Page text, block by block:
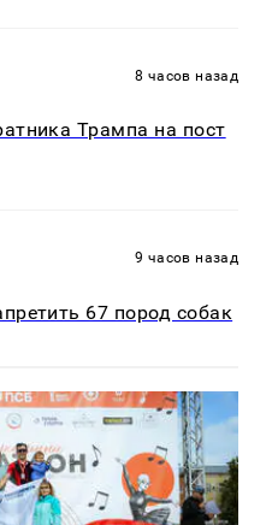
8 часов назад
Трампа на пост
9 часов назад
67 пород собак